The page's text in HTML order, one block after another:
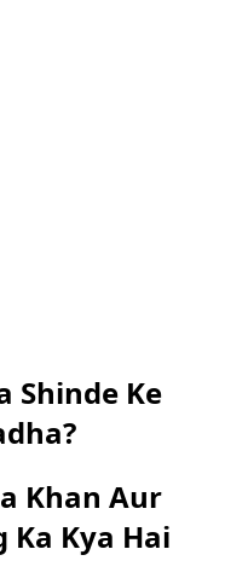
Shinde Ke
Khan Aur
Ka Kya Hai